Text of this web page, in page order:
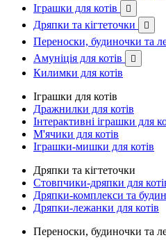
Іграшки для котів

Дряпки та кігтеточки 
Переноски, будиночки та
Амуніція для котів 
Килимки для котів
Іграшки для котів
Дражнилки для котів
Інтерактивні іграшки для
М'ячики для котів
Іграшки-мишки для котів
Дряпки та кігтеточки
Стовпчики-дряпки для
Дряпки-комплекси та
Дряпки-лежанки для котів
Переноски, будиночки та